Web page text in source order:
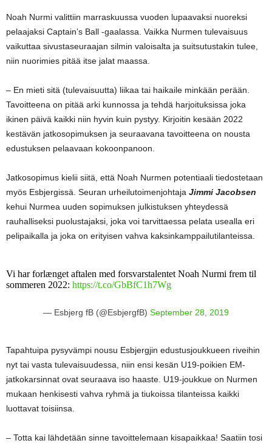
Noah Nurmi valittiin marraskuussa vuoden lupaavaksi nuoreksi
pelaajaksi Captain’s Ball -gaalassa. Vaikka Nurmen tulevaisuus
vaikuttaa sivustaseuraajan silmin valoisalta ja suitsutustakin tulee,
niin nuorimies pitää itse jalat maassa.
– En mieti sitä (tulevaisuutta) liikaa tai haikaile minkään perään.
Tavoitteena on pitää arki kunnossa ja tehdä harjoituksissa joka
ikinen päivä kaikki niin hyvin kuin pystyy. Kirjoitin kesään 2022
kestävän jatkosopimuksen ja seuraavana tavoitteena on nousta
edustuksen pelaavaan kokoonpanoon.
Jatkosopimus kielii siitä, että Noah Nurmen potentiaali tiedostetaan
myös Esbjergissä. Seuran urheilutoimenjohtaja Jimmi Jacobsen
kehui Nurmea uuden sopimuksen julkistuksen yhteydessä
rauhalliseksi puolustajaksi, joka voi tarvittaessa pelata usealla eri
pelipaikalla ja joka on erityisen vahva kaksinkamppailutilanteissa.
Vi har forlænget aftalen med forsvarstalentet Noah Nurmi frem til
sommeren 2022: https://t.co/GbBfC1h7Wg
— Esbjerg fB (@EsbjergfB) September 28, 2019
Tapahtuipa pysyvämpi nousu Esbjergjin edustusjoukkueen riveihin
nyt tai vasta tulevaisuudessa, niin ensi kesän U19-poikien EM-
jatkokarsinnat ovat seuraava iso haaste. U19-joukkue on Nurmen
mukaan henkisesti vahva ryhmä ja tiukoissa tilanteissa kaikki
luottavat toisiinsa.
– Totta kai lähdetään sinne tavoittelemaan kisapaikkaa! Saatiin tosi